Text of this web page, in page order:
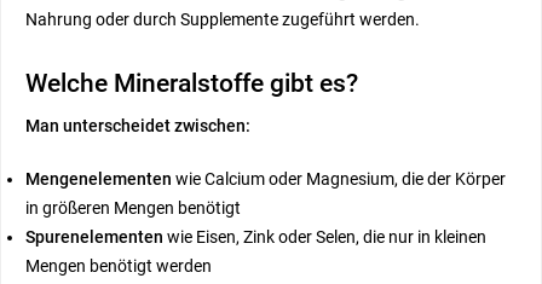
Nahrung oder durch Supplemente zugeführt werden.
Welche Mineralstoffe gibt es?
Man unterscheidet zwischen:
Mengenelementen wie Calcium oder Magnesium, die der Körper
in größeren Mengen benötigt
Spurenelementen wie Eisen, Zink oder Selen, die nur in kleinen
Mengen benötigt werden